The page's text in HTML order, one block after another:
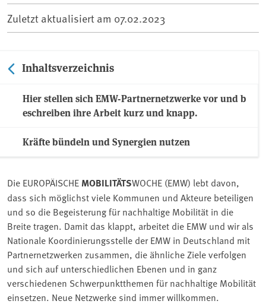
Zuletzt aktualisiert am 07.02.2023
Inhaltsverzeichnis
Hier stellen sich EMW-Partnernetzwerke vor und b
eschreiben ihre Arbeit kurz und knapp.
Kräfte bündeln und Synergien nutzen
Die EUROPÄISCHE MOBILITÄTSWOCHE (EMW) lebt davon,
dass sich möglichst viele Kommunen und Akteure beteiligen
und so die Begeisterung für nachhaltige Mobilität in die
Breite tragen. Damit das klappt, arbeitet die EMW und wir als
Nationale Koordinierungsstelle der EMW in Deutschland mit
Partnernetzwerken zusammen, die ähnliche Ziele verfolgen
und sich auf unterschiedlichen Ebenen und in ganz
verschiedenen Schwerpunktthemen für nachhaltige Mobilität
einsetzen. Neue Netzwerke sind immer willkommen.